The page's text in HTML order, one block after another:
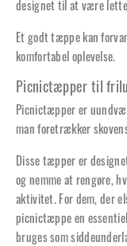
designet til at være
Et godt tæppe kan
komfortabel oplevelse.
Picnictæpper til
Picnictæpper er
man foretrækker
Disse tæpper er
og nemme at rengøre,
aktivitet. For dem, der
picnictæppe en
bruges som